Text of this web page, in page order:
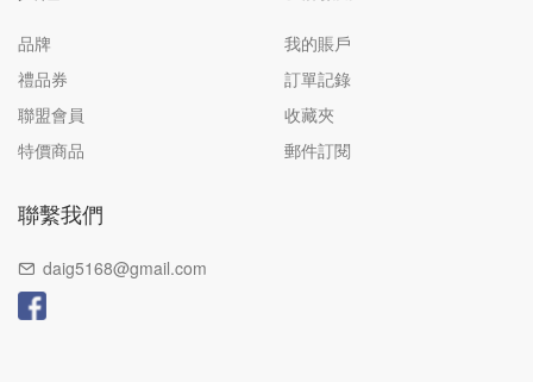
品牌
禮品券
聯盟會員
特價商品
我的賬戶
訂單記錄
收藏夾
郵件訂閱
聯繫我們
daig5168@gmail.com